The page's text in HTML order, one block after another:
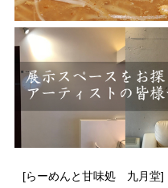
[らーめんと甘味処 九月堂]